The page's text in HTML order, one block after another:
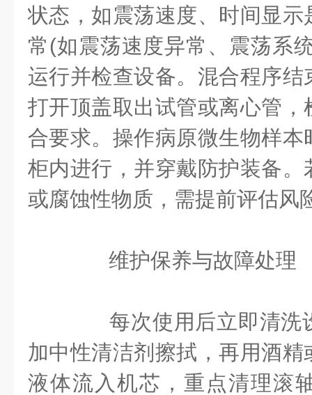
状态，如震荡速度、时间显
常(如震荡速度异常、震荡系
运行并检查设备。混合程序
打开顶盖取出试管或离心管
合要求。操作病原微生物样
柜内进行，并穿戴防护装备
或腐蚀性物质，需提前评估风
维护保养与故障处理
每次使用后立即清洗
加中性清洁剂擦拭，再用酒
液体流入机芯，重点清理滚